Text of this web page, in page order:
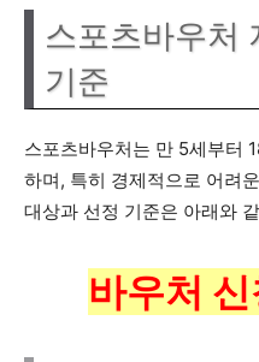
스포츠바우처
기준
스포츠바우처는 만 5세부터
하며, 특히 경제적으로 어려
대상과 선정 기준은 아래와
바우처